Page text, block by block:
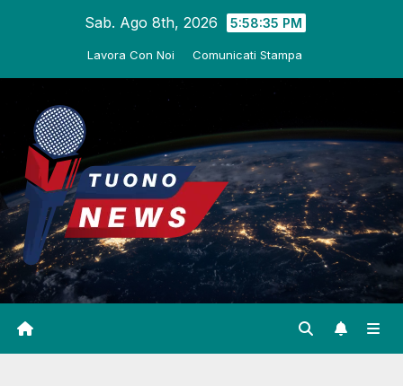
Sab. Ago 8th, 2026 5:58:36 PM
Lavora Con Noi Comunicati Stampa